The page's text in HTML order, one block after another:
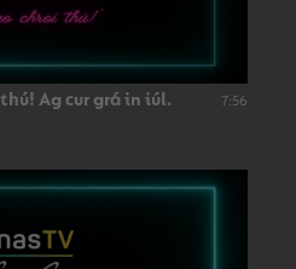
Ag cur grá in iúl. 7:56